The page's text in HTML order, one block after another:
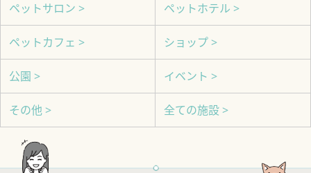
ペットサロン > ペットホテル >
ペットカフェ > ショップ >
公園 > イベント >
その他 > 全ての施設 >